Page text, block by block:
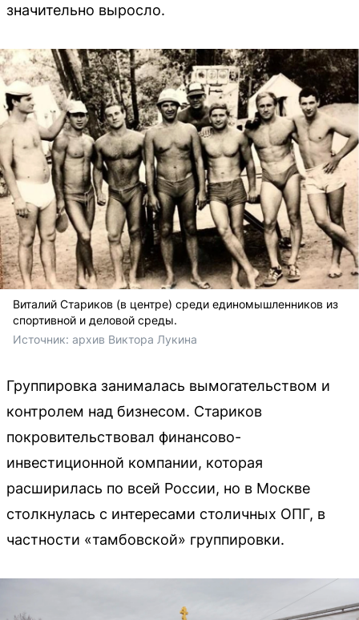
значительно выросло.
Виталий Стариков (в центре) среди единомышленников из
спортивной и деловой среды.
Источник: архив Виктора Лукина
Группировка занималась вымогательством и
контролем над бизнесом. Стариков
покровительствовал финансово-
инвестиционной компании, которая
расширилась по всей России, но в Москве
столкнулась с интересами столичных ОПГ, в
частности «тамбовской» группировки.